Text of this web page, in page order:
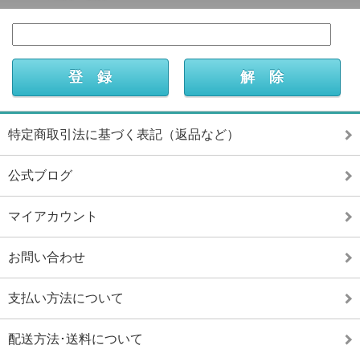
特定商取引法に基づく表記（返品など）
公式ブログ
マイアカウント
お問い合わせ
支払い方法について
配送方法･送料について